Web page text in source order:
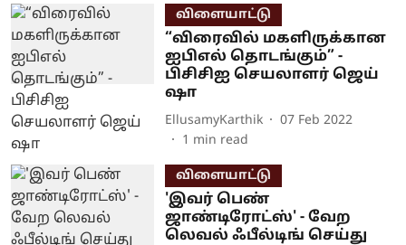
விளையாட்டு
“விரைவில் மகளிருக்கான
ஐபிஎல் தொடங்கும்” -
பிசிசிஐ செயலாளர் ஜெய்
ஷா
EllusamyKarthik
07 Feb 2022
1 min read
விளையாட்டு
'இவர் பெண்
ஜாண்டிரோட்ஸ்' - வேற
லெவல் ஃபீல்டிங் செய்து